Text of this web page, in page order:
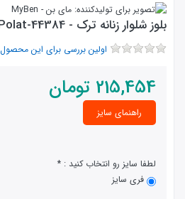
بلوز شلوار زنانه ترک - 44384-Polat
اولین بررسی برای این محصول
215,454 تومان
راهنمای سایز
لطفا سایز رو انتخاب کنید :
فری سایز